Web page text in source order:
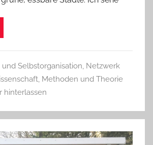
Selbstorganisation, Netzwerk
Methoden und Theorie
hinterlassen